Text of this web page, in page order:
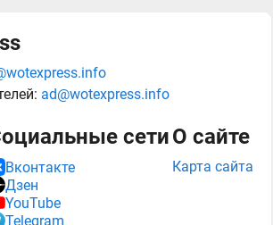
ad@wotexpress.info
сети
Вконтакте
Дзен
YouTube
Telegram
О сайте
Карта сайта